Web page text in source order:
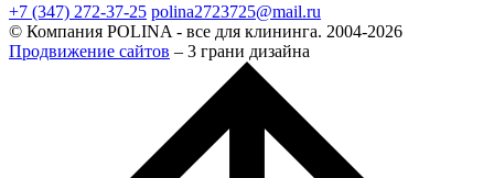
+7 (347) 272-37-25 polina2723725@mail.ru
© Компания POLINA - все для клининга. 2004-2026
Продвижение сайтов – 3 грани дизайна